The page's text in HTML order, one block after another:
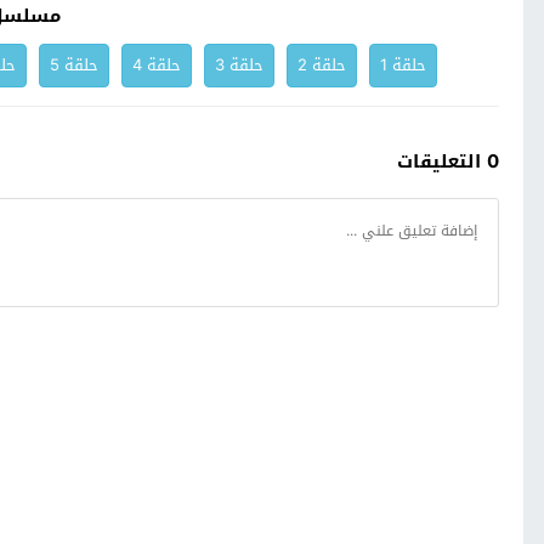
حلقة 1 حلقة 2 حلقة 3 حلقة 4 حلقة 5
0 التعليقات